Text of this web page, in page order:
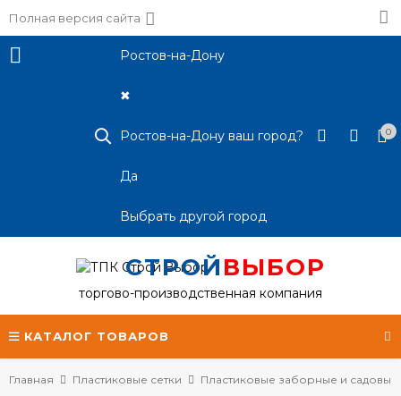
Полная версия сайта
Ростов-на-Дону
✖
Ростов-на-Дону ваш город?
Да
Выбрать другой город
0
СТРОЙВЫБОР
торгово-производственная компания
КАТАЛОГ ТОВАРОВ
Главная Пластиковые сетки Пластиковые заборные и садовые